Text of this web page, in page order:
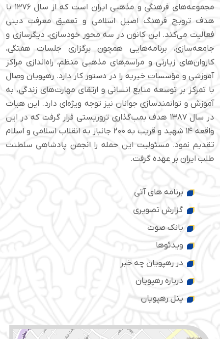
مجموعه‌های فرهنگی و مذهبی ایران است که از سال ۱۳۷۶ با
هدف ترویج فرهنگ اصیل اسلامی و تعمیق معرفت دینی
فعالیت می‌کند. این کانون در سه محور خودسازی، دیگرسازی و
جامعه‌سازی، برنامه‌هایی همچون برگزاری جلسات هفتگی،
کاروان‌های زیارتی و مراسم‌های مذهبی منظم، راه‌اندازی مراکز
آموزشی و مؤسسات خیریه را در دستور کار دارد. رهپویان وصال
با تمرکز بر توسعه منابع انسانی و ارتقای مهارت‌های زندگی، به
آموزش و توانمندسازی جوانان نیز توجه ویژه‌ای دارد. این هیات
در سال ۱۳۸۷ هدف بمب‌گذاری تروریستی قرار گرفت که در این
واقعه ۱۴ شهید و قریب به ۲۰۰ جانباز به انقلاب اسلامی و اسلام
تقدیم نمود. مسئولیت این حمله را انجمن پادشاهی سلطنت
طلب ایران بر عهده گرفت.
برنامه های آتی
گزارش تصویری
بانک صوت
ویدئوها
در رهپویان چه خبر
درباره رهپویان
پنل رهپویان